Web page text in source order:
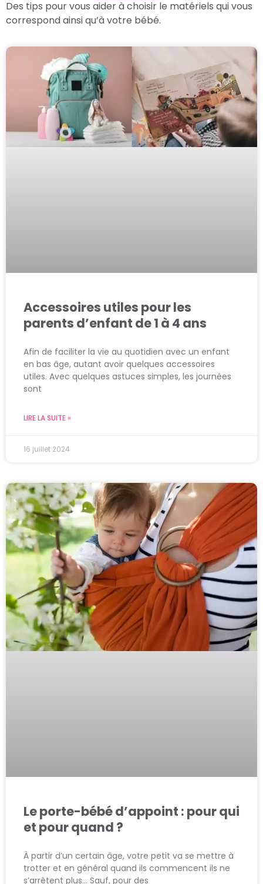
Des tips pour vous aider à choisir le matériels qui vous
correspond ainsi qu’à votre bébé.
Accessoires utiles pour les
parents d’enfant de 1 à 4 ans
Afin de faciliter la vie au quotidien avec un enfant
en bas âge, autant avoir quelques accessoires
utiles. Avec quelques astuces simples, les journées
sont
LIRE LA SUITE »
16 juillet 2024
Le porte-bébé d’appoint : pour qui
et pour quand ?
À partir d’un certain âge, votre petit va se mettre à
trotter et en général quand ils commencent ils ne
s’arrêtent plus… Sauf, pour des